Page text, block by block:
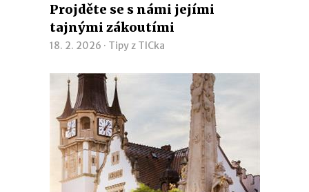
Projděte se s námi jejími
tajnými zákoutími
18. 2. 2026 · Tipy z TICka